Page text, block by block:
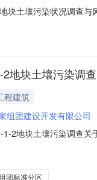
块土壤污染状况调查
地评估咨询与治理修
地块土壤污染调查
程建筑
组团建设开发有限公司
2地块土壤污染调查
地评估咨询与治理修
团标准分区